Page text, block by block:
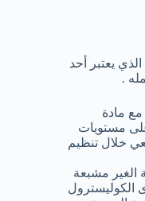
يعتبر أحد
.
مع مادة
مستويات
خلال تنظيم
الغير مشبعة
الكوليسترول